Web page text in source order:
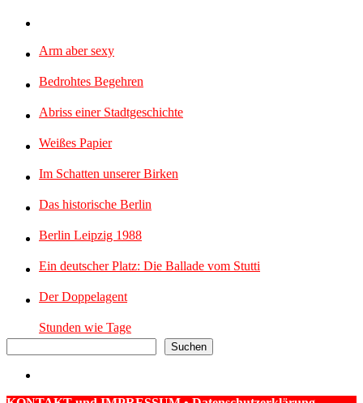
Arm aber sexy
Bedrohtes Begehren
Abriss einer Stadtgeschichte
Weißes Papier
Im Schatten unserer Birken
Das historische Berlin
Berlin Leipzig 1988
Ein deutscher Platz: Die Ballade vom Stutti
Der Doppelagent
Stunden wie Tage
Suchen